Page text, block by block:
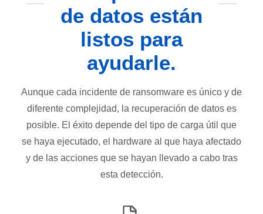
de datos están
listos para
ayudarle.
Aunque cada incidente de ransomware es único y de
diferente complejidad, la recuperación de datos es
posible. El éxito depende del tipo de carga útil que
se haya ejecutado, el hardware al que haya afectado
y de las acciones que se hayan llevado a cabo tras
esta detección.